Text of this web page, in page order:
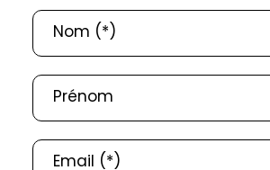
Nom (*)
Prénom
Email (*)